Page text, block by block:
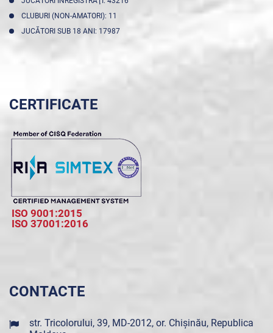
CLUBURI (NON-AMATORI): 11
JUCĂTORI SUB 18 ANI: 17987
CERTIFICATE
ISO 9001:2015
ISO 37001:2016
CONTACTE
str. Tricolorului, 39, MD-2012, or. Chișinău, Republica